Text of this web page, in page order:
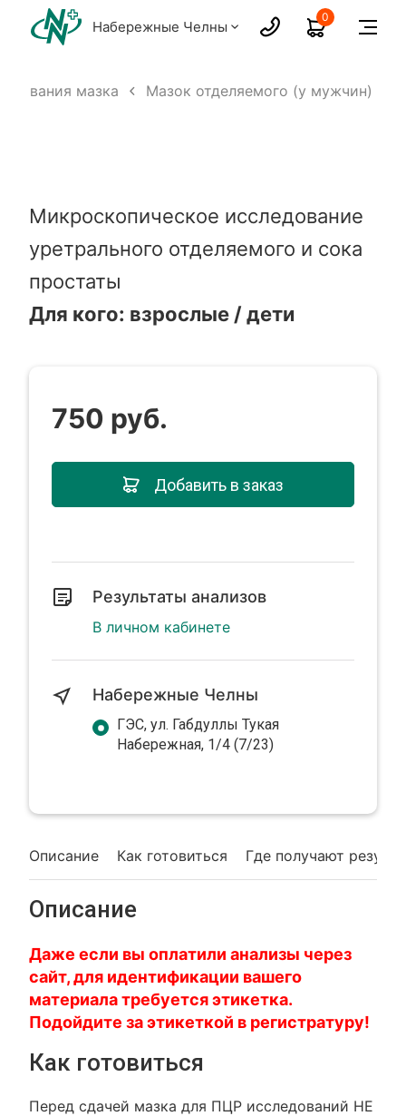
Набережные Челны
0
мазка Мазок отделяемого (у мужчин)
Микроскопическое исследование
уретрального отделяемого и сока
простаты
Для кого: взрослые / дети
Описание Как готовиться Где получают
Описание
Даже если вы оплатили анализы через
сайт, для идентификации вашего
материала требуется этикетка.
Подойдите за этикеткой в регистратуру!
Как готовиться
Перед сдачей мазка для ПЦР исследований НЕ
750 руб.
Добавить в заказ
Результаты анализов
В личном кабинете
Набережные Челны
ГЭС, ул. Габдуллы Тукая
Набережная, 1/4 (7/23)